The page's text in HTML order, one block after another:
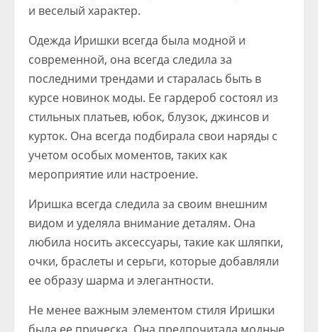
и веселый характер.
Одежда Иришки всегда была модной и
современной, она всегда следила за
последними трендами и старалась быть в
курсе новинок моды. Ее гардероб состоял из
стильных платьев, юбок, блузок, джинсов и
курток. Она всегда подбирала свои наряды с
учетом особых моментов, таких как
мероприятие или настроение.
Иришка всегда следила за своим внешним
видом и уделяла внимание деталям. Она
любила носить аксессуары, такие как шляпки,
очки, браслеты и серьги, которые добавляли
ее образу шарма и элегантности.
Не менее важным элементом стиля Иришки